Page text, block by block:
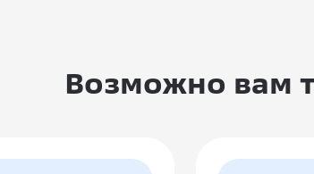
Возможно вам